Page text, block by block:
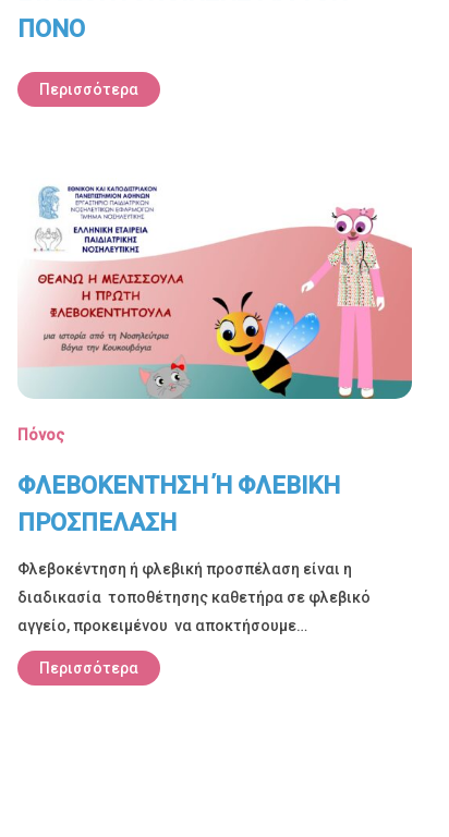
ΠΟΝΟ
Περισσότερα
Πόνος
ΦΛΕΒΟΚΕΝΤΗΣΗ Ή ΦΛΕΒΙΚΗ
ΠΡΟΣΠΕΛΑΣΗ
Φλεβοκέντηση ή φλεβική προσπέλαση είναι η
διαδικασία τοποθέτησης καθετήρα σε φλεβικό
αγγείο, προκειμένου να αποκτήσουμε…
Περισσότερα